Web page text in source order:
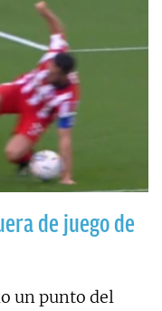
de juego de
un punto del